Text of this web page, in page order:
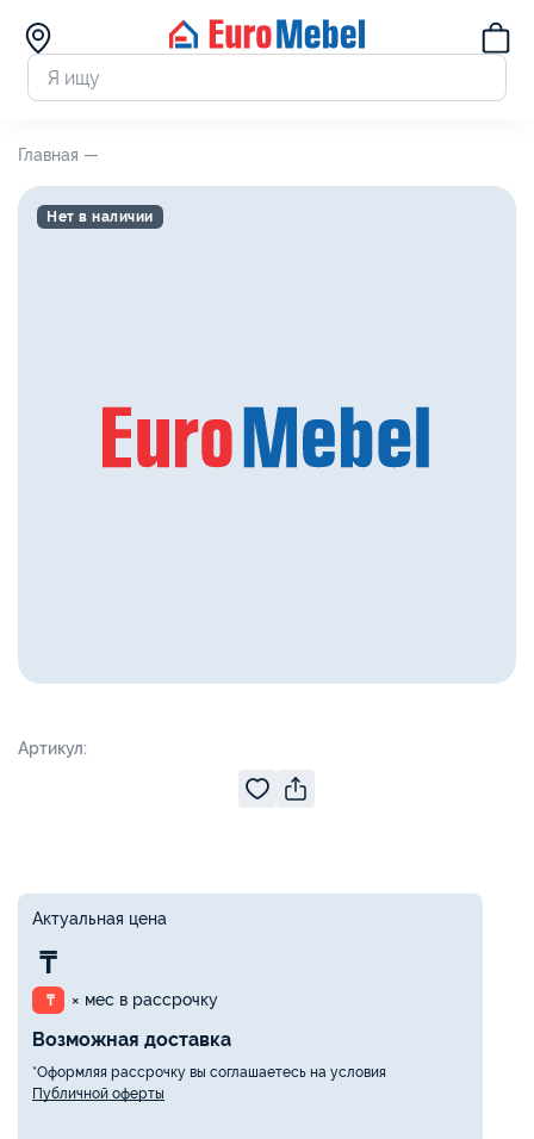
Главная —
Артикул:
Нет в наличии
Актуальная цена
₸
₸ × мес в рассрочку
Возможная доставка
*Оформляя рассрочку вы соглашаетесь на условия
Публичной оферты